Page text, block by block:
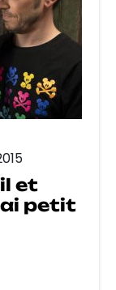
et
petit